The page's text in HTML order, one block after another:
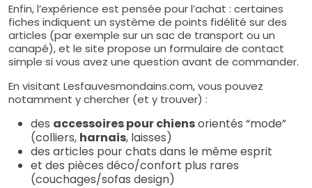
Enfin, l’expérience est pensée pour l’achat : certaines
fiches indiquent un système de points fidélité sur des
articles (par exemple sur un sac de transport ou un
canapé), et le site propose un formulaire de contact
simple si vous avez une question avant de commander.
En visitant Lesfauvesmondains.com, vous pouvez
notamment y chercher (et y trouver) :
des accessoires pour chiensorientés “mode”
(colliers, harnais, laisses)
des articles pour chats dans le même esprit
et des pièces déco/confort plus rares
(couchages/sofas design)